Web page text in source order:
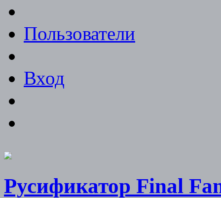
Пользователи
Вход
Русификатор Final